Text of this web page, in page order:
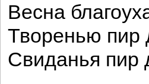
Весна
Творенью пир
Свиданья пир